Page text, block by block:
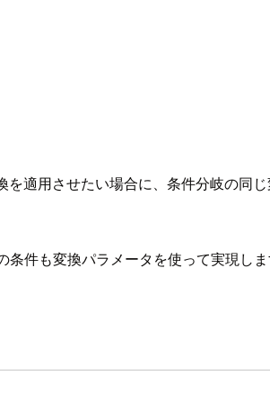
適用させたい場合に、条件分岐の同
件も変換パラメータを使って実現しま